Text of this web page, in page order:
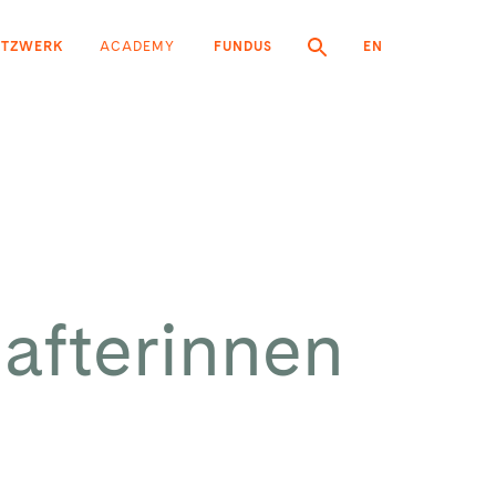
ACADEMY FUNDUS EN